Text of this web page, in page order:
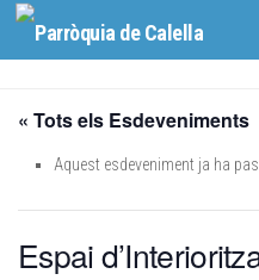
Skip to content
« Tots els Esdeveniments
Aquest esdeveniment ja ha
Espai